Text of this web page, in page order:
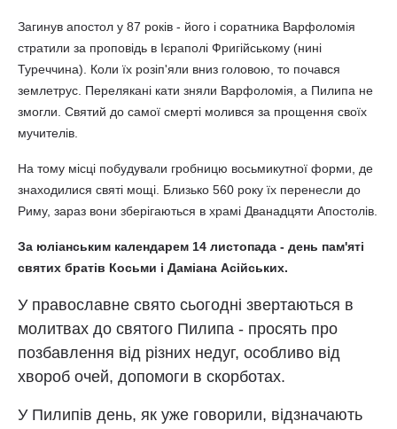
Загинув апостол у 87 років - його і соратника Варфоломія
стратили за проповідь в Ієраполі Фригійському (нині
Туреччина). Коли їх розіп'яли вниз головою, то почався
землетрус. Перелякані кати зняли Варфоломія, а Пилипа не
змогли. Святий до самої смерті молився за прощення своїх
мучителів.
На тому місці побудували гробницю восьмикутної форми, де
знаходилися святі мощі. Близько 560 року їх перенесли до
Риму, зараз вони зберігаються в храмі Дванадцяти Апостолів.
За юліанським календарем 14 листопада - день пам'яті
святих братів Косьми і Даміана Асійських.
У православне свято сьогодні звертаються в
молитвах до святого Пилипа - просять про
позбавлення від різних недуг, особливо від
хвороб очей, допомоги в скорботах.
У Пилипів день, як уже говорили, відзначають